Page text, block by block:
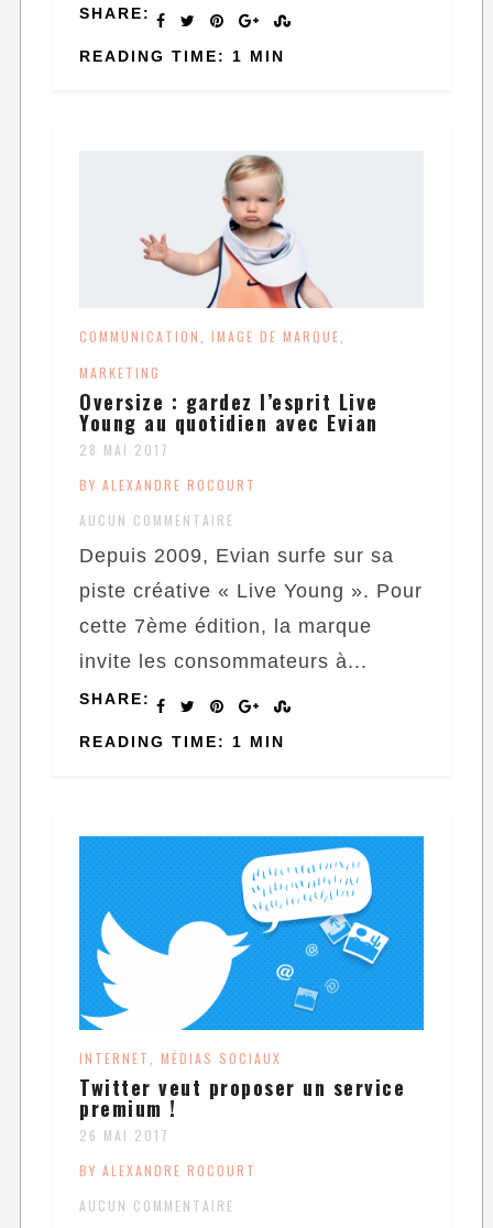
SHARE:
READING TIME: 1 MIN
COMMUNICATION ,IMAGE DE MARQUE
MARKETING
Oversize : gardez l’esprit Live
Young au quotidien avec Evian
28 MAI 2017
BY ALEXANDRE ROCOURT
AUCUN COMMENTAIRE
Depuis 2009, Evian surfe sur sa
piste créative « Live Young ». Pour
cette 7ème édition, la marque
invite les consommateurs à...
SHARE:
READING TIME: 1 MIN
INTERNET ,MÉDIAS SOCIAUX
Twitter veut proposer un service
premium !
26 MAI 2017
BY ALEXANDRE ROCOURT
AUCUN COMMENTAIRE